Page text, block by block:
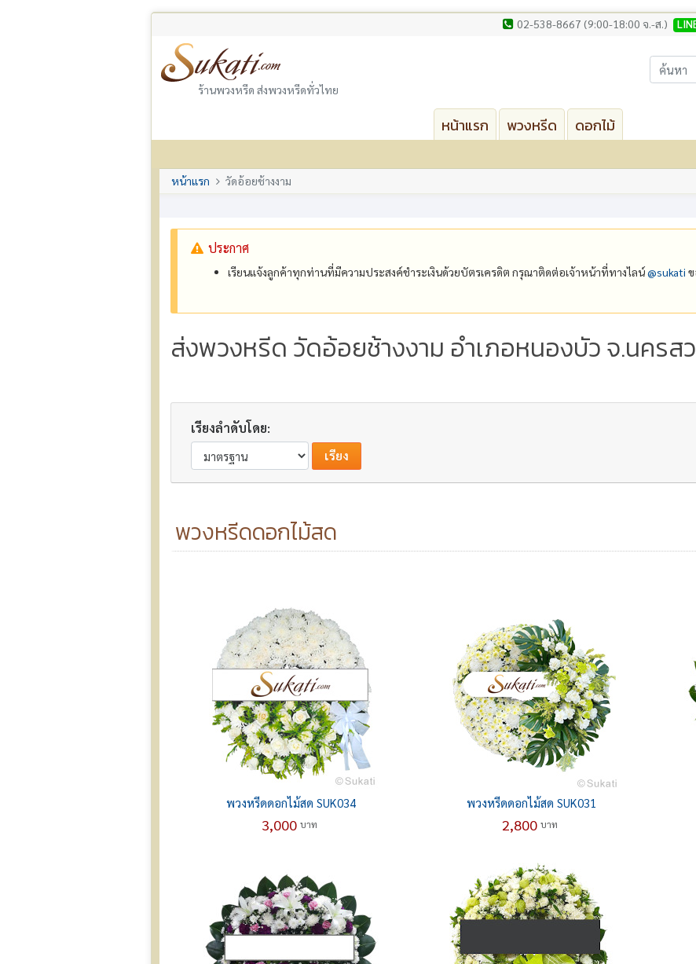
02-538-8667 (9:00-18:00 จ.-ส.)
ร้านพวงหรีด ส่งพวงหรีดทั่วไทย
หน้าแรก พวงหรีด ดอกไม้
หน้าแรก วัดอ้อยช้างงาม
ประกาศ
เรียนแจ้งลูกค้าทุกท่านที่มีความประสงค์ชำระเงินด้วยบัตรเครดิต กรุณาติดต่อเจ้าหน้าที่ทางไลน์@‌sukati
ส่งพวงหรีด วัดอ้อยช้างงาม อำเภอหนองบัว จ.นครส
เรียงลำดับโดย:
พวงหรีดดอกไม้สด
พวงหรีดดอกไม้สด SUK034
3,000 บาท
พวงหรีดดอกไม้สด SUK031
2,800บาท